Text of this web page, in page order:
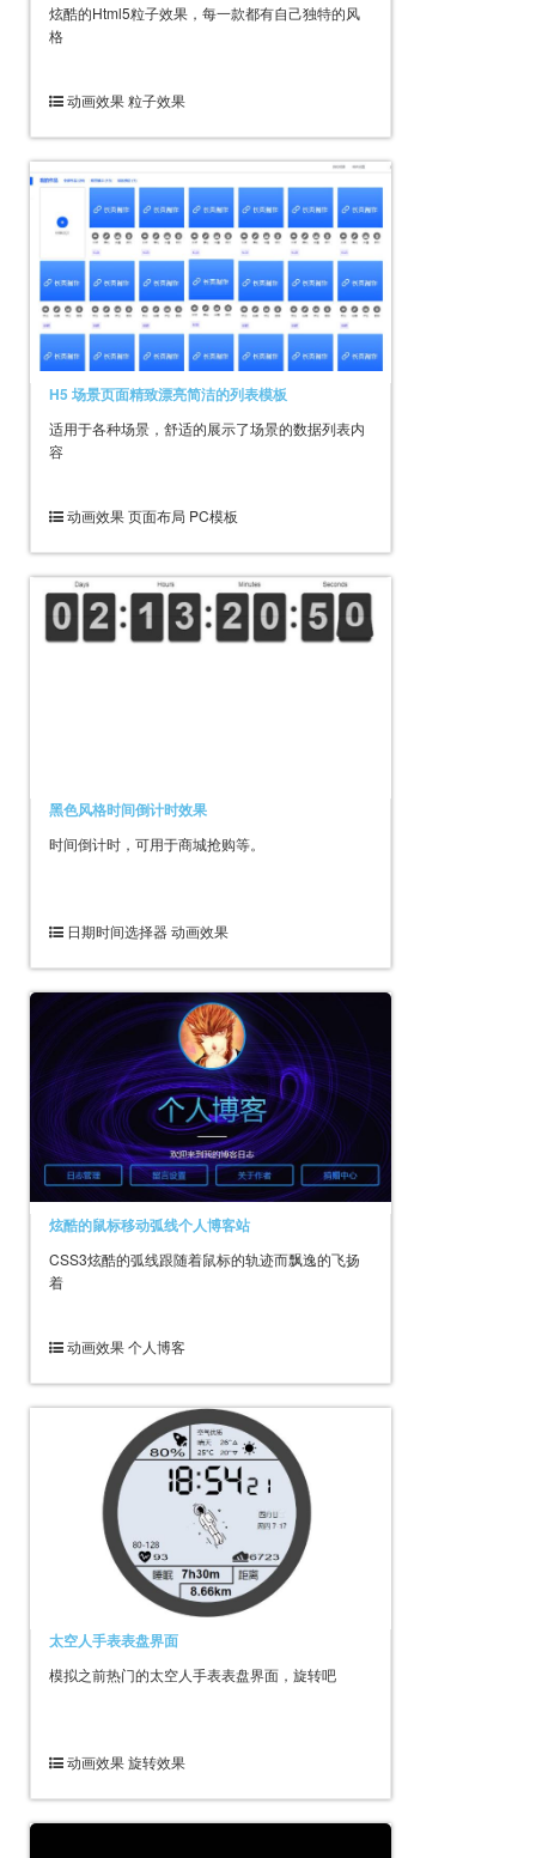
炫酷的Html5粒子效果，每一款都有自己独特的风
格
动画效果 粒子效果
H5 场景页面精致漂亮简洁的列表模板
适用于各种场景，舒适的展示了场景的数据列表内
容
动画效果 页面布局 PC模板
黑色风格时间倒计时效果
时间倒计时，可用于商城抢购等。
日期时间选择器 动画效果
炫酷的鼠标移动弧线个人博客站
CSS3炫酷的弧线跟随着鼠标的轨迹而飘逸的飞扬
着
动画效果 个人博客
太空人手表表盘界面
模拟之前热门的太空人手表表盘界面，旋转吧
动画效果 旋转效果